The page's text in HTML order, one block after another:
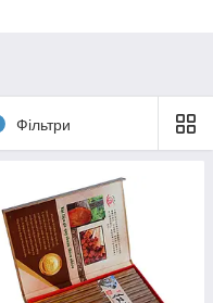
Фільтри